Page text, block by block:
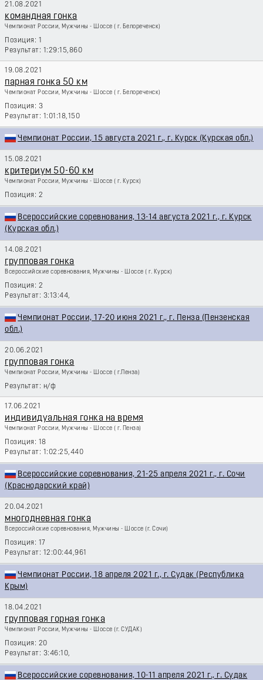
21.08.2021
командная гонка
Чемпионат России, Мужчины - Шоссе ( г. Белореченск)
1
1:29:15,860
19.08.2021
парная гонка 50 км
Чемпионат России, Мужчины - Шоссе ( г. Белореченск)
3
1:01:18,150
Чемпионат России, 15 августа 2021 г., г. Курск (Курская обл.)
15.08.2021
критериум 50-60 км
Чемпионат России, Мужчины - Шоссе ( г. Курск)
2
Всероссийские соревнования, 13-14 августа 2021 г., г. Курск
(Курская обл.)
14.08.2021
групповая гонка
Всероссийские соревнования, Мужчины - Шоссе ( г. Курск)
2
3:13:44,
Чемпионат России, 17-20 июня 2021 г., г. Пенза (Пензенская
обл.)
20.06.2021
групповая гонка
Чемпионат России, Мужчины - Шоссе ( г.Пенза)
н/ф
17.06.2021
индивидуальная гонка на время
Чемпионат России, Мужчины - Шоссе ( г. Пенза)
18
1:02:25,440
Всероссийские соревнования, 21-25 апреля 2021 г., г. Сочи
(Краснодарский край)
20.04.2021
многодневная гонка
Всероссийские соревнования, Мужчины - Шоссе (г. Сочи)
17
12:00:44,961
Чемпионат России, 18 апреля 2021 г., г. Судак (Республика
Крым)
18.04.2021
групповая горная гонка
Чемпионат России, Мужчины - Шоссе (г. СУДАК)
20
3:46:10,
Всероссийские соревнования, 10-11 апреля 2021 г., г. Судак